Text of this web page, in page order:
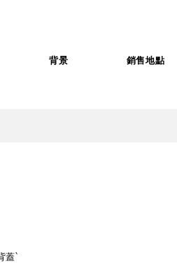
背景 銷售地點
蓋`